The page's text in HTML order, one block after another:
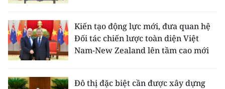
Kiến tạo động lực mới, đưa quan hệ
Đối tác chiến lược toàn diện Việt
Nam-New Zealand lên tầm cao mới
Đô thị đặc biệt cần được xây dựng